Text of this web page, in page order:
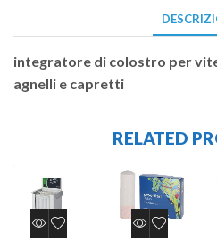
integratore di colostro per
agnelli e capretti
RELATED